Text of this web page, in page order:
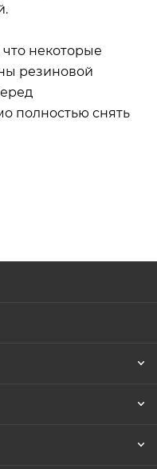
некоторые
резиновой
полностью снять